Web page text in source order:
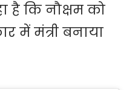
है कि नौक्षम को
में मंत्री बनाया